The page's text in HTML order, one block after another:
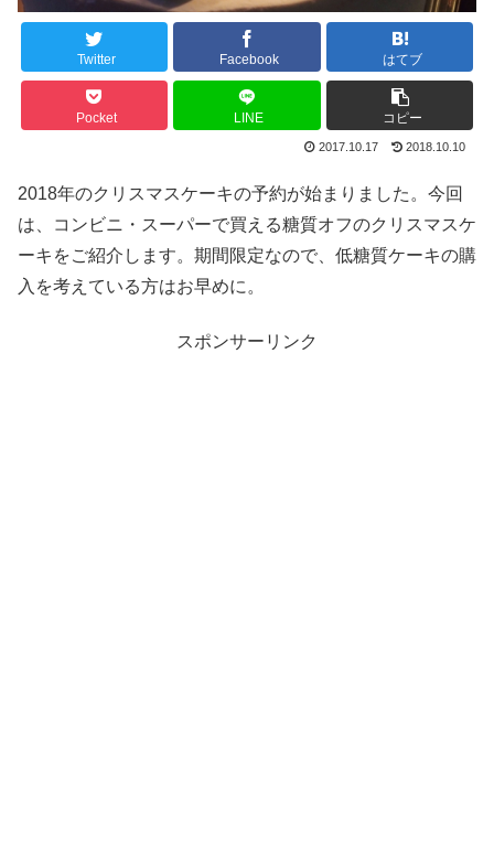
Twitter Facebook はてブ
Pocket LINE コピー
2017.10.17 2018.10.10
2018年のクリスマスケーキの予約が始まりました。今回
は、コンビニ・スーパーで買える糖質オフのクリスマスケ
ーキをご紹介します。期間限定なので、低糖質ケーキの購
入を考えている方はお早めに。
スポンサーリンク